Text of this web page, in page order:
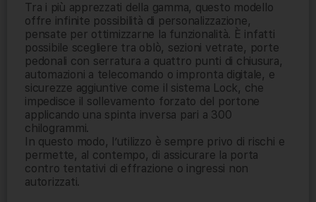
Tra i più apprezzati della gamma, questo modello
offre infinite possibilità di personalizzazione,
pensate per ottimizzarne la funzionalità. È infatti
possibile scegliere tra oblò, sezioni vetrate, porte
pedonali con serratura a quattro punti di chiusura,
automazioni a telecomando o impronta digitale, e
sicurezze aggiuntive come il sistema Lock, che
impedisce il sollevamento forzato del portone
applicando una spinta inversa pari a 300
chilogrammi.
In questo modo, l’utilizzo è sempre privo di rischi e
permette, al contempo, di assicurare la porta
contro tentativi di effrazione o ingressi non
autorizzati.